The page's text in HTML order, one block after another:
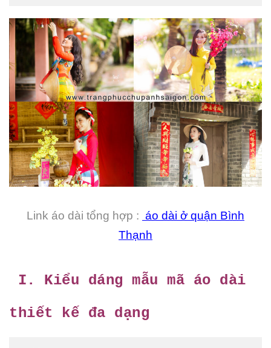
Link áo dài tổng hợp : áo dài ở quận Bình
Thạnh
I. Kiểu dáng mẫu mã áo dài
thiết kế đa dạng